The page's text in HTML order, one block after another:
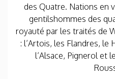
des Quatre. Nations en
gentilshommes des
royauté par les traités de
: l’Artois, les Flandres, le
l’Alsace, Pignerol et